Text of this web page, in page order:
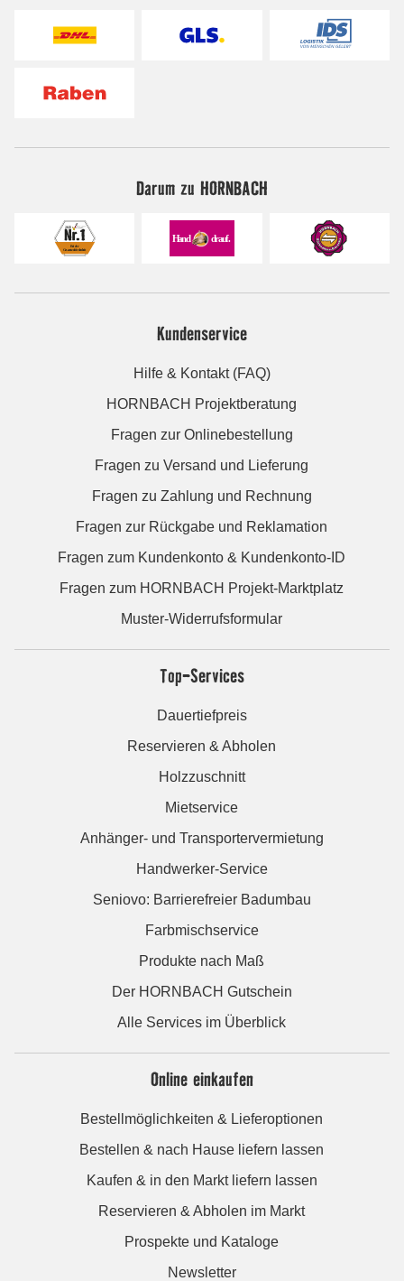
Darum zu HORNBACH
Kundenservice
Hilfe & Kontakt (FAQ)
HORNBACH Projektberatung
Fragen zur Onlinebestellung
Fragen zu Versand und Lieferung
Fragen zu Zahlung und Rechnung
Fragen zur Rückgabe und Reklamation
Fragen zum Kundenkonto & Kundenkonto-ID
Fragen zum HORNBACH Projekt-Marktplatz
Muster-Widerrufsformular
Top-Services
Dauertiefpreis
Reservieren & Abholen
Holzzuschnitt
Mietservice
Anhänger- und Transportervermietung
Handwerker-Service
Seniovo: Barrierefreier Badumbau
Farbmischservice
Produkte nach Maß
Der HORNBACH Gutschein
Alle Services im Überblick
Online einkaufen
Bestellmöglichkeiten & Lieferoptionen
Bestellen & nach Hause liefern lassen
Kaufen & in den Markt liefern lassen
Reservieren & Abholen im Markt
Prospekte und Kataloge
Newsletter